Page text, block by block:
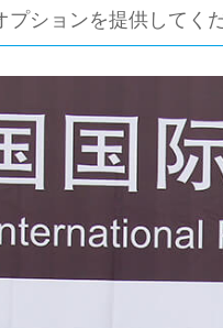
プションを提供してく